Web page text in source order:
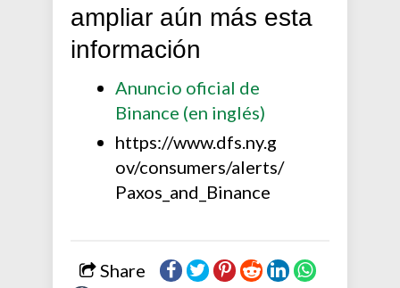
ampliar aún más esta
información
Anuncio oficial de
Binance (en inglés)
https://www.dfs.ny.g
ov/consumers/alerts/
Paxos_and_Binance
Share